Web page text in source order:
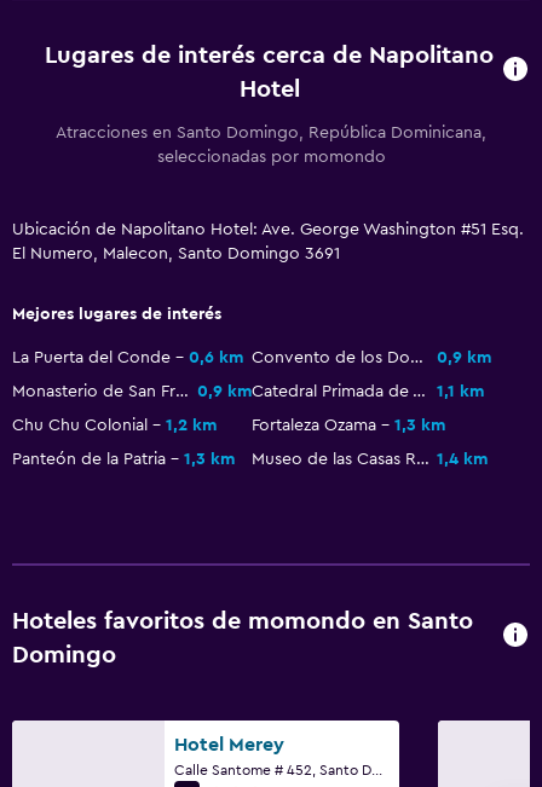
Menús para dietas especiales (bajo petición)
Bar/lounge
Desayuno en la habitación
General
Habitaciones familiares
Vista a una calle tranquila
Vista al mar
Lugares de interés cerca de Napolitano
Hotel
Atracciones en Santo Domingo, República Dominicana,
seleccionadas por momondo
Ubicación de Napolitano Hotel: Ave. George Washington #51 Esq.
El Numero, Malecon, Santo Domingo 3691
Mejores lugares de interés
La Puerta del Conde 0,6 km Convento de los Dominicos
0,9 km
Monasterio de San Francisco 0,9 km Catedral Primada de América
1,1 km
Chu Chu Colonial
1,2 km Fortaleza Ozama
1,3 km
Panteón de la Patria
1,3 km Museo de las Casas Reales 1,4 km
Hoteles favoritos de momondo en Santo
Domingo
Hotel Merey